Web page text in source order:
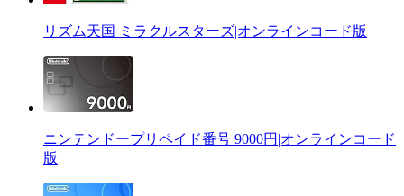
リズム天国 ミラクルスターズ|オンラインコード版
ニンテンドープリペイド番号 9000円|オンラインコード
版